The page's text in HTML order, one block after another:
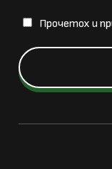
Прочетох и